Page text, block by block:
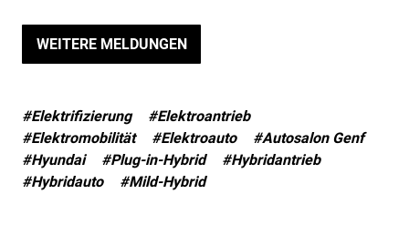
WEITERE MELDUNGEN
#Elektrifizierung
#Elektroantrieb
#Elektromobilität
#Elektroauto
#Autosalon Genf
#Hyundai
#Plug-in-Hybrid
#Hybridantrieb
#Hybridauto
#Mild-Hybrid